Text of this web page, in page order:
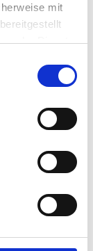
mit
der Dienste